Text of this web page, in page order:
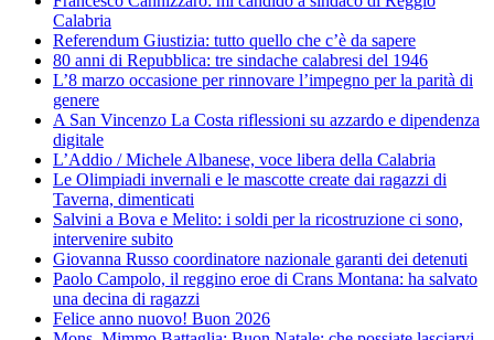
Calabria
Referendum Giustizia: tutto quello che c’è da sapere
80 anni di Repubblica: tre sindache calabresi del 1946
L’8 marzo occasione per rinnovare l’impegno per la parità di
genere
A San Vincenzo La Costa riflessioni su azzardo e dipendenza
digitale
L’Addio / Michele Albanese, voce libera della Calabria
Le Olimpiadi invernali e le mascotte create dai ragazzi di
Taverna, dimenticati
Salvini a Bova e Melito: i soldi per la ricostruzione ci sono,
intervenire subito
Giovanna Russo coordinatore nazionale garanti dei detenuti
Paolo Campolo, il reggino eroe di Crans Montana: ha salvato
una decina di ragazzi
Felice anno nuovo! Buon 2026